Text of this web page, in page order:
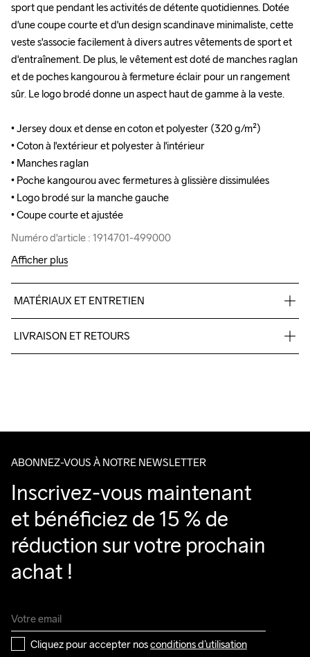
sport que pendant les activités de détente quotidiennes. Dotée
d'une coupe courte et d'un design scandinave minimaliste, cette
veste s'associe facilement à divers autres vêtements de sport et
d'entraînement. De plus, le vêtement est doté de manches raglan
et de poches kangourou à fermeture éclair pour un rangement
sûr. Le logo brodé donne un aspect haut de gamme à la veste.
• Jersey doux et dense en coton et polyester (320 g/m²)
• Coton à l'extérieur et polyester à l'intérieur
• Manches raglan
• Poche kangourou avec fermetures à glissière dissimulées
• Logo brodé sur la manche gauche
• Coupe courte et ajustée
Numéro d'article : 1914701-499000
sport que pendant les activités de détente quotidiennes. Dotée
d'une coupe courte et d'un design scandinave minimaliste, cette
veste s'associe facilement à divers autres vêtements de sport et
d'entraînement. De plus, le vêtement est doté de manches raglan
et de poches kangourou à fermeture éclair pour un rangement
sûr. Le logo brodé donne un aspect haut de gamme à la veste.
• Jersey doux et dense en coton et polyester (320 g/m²)
• Coton à l'extérieur et polyester à l'intérieur
• Manches raglan
• Poche kangourou avec fermetures à glissière dissimulées
• Logo brodé sur la manche gauche
• Coupe courte et ajustée
Numéro d'article : 1914701-499000
Afficher plus
MATÉRIAUX ET ENTRETIEN
Melange colors: 53% Cotton 44% Polyester Recycled 3%
LIVRAISON ET RETOURS
ABONNEZ-VOUS À NOTRE NEWSLETTER
Inscrivez-vous maintenant
et bénéficiez de 15 % de
réduction sur votre prochain
achat !
Cliquez pour accepter nos conditions d’utilisation